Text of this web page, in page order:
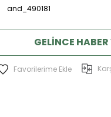
and_490181
GELINCE HABER